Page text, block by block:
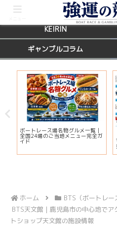
BOATRACE
KEIRIN
ギャンブルコラム
ボートレース場名物グルメ一覧｜
全国24場のご当地メニュー完全ガ
イド
ホーム
BTS（ボートレー
BTS天文館｜鹿児島市の中心地で
トショップ天文館の施設情報